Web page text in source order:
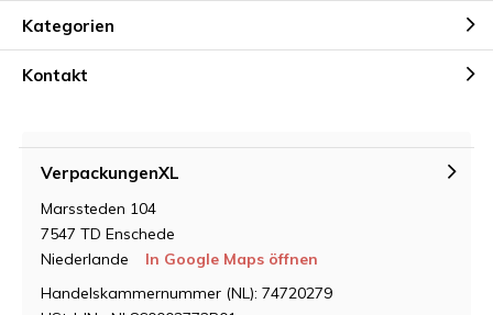
Kategorien
Kontakt
VerpackungenXL
Marssteden 104
7547 TD Enschede
Niederlande
In Google Maps öffnen
Handelskammernummer (NL): 74720279